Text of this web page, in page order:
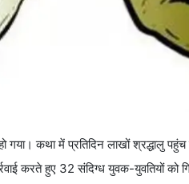
गया। कथा में प्रतिदिन लाखों श्रद्धालु
करते हुए 32 संदिग्ध युवक-युवतियों को